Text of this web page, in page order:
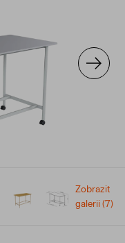
Zobrazit
galerii (7)